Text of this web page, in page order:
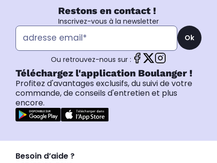
Restons en contact !
Inscrivez-vous à la newsletter
Ok
Ou retrouvez-nous sur :
Téléchargez l'application Boulanger !
Profitez d'avantages exclusifs, du suivi de votre
commande, de conseils d'entretien et plus
encore.
Besoin d’aide ?